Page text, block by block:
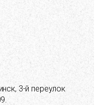
3-й переулок